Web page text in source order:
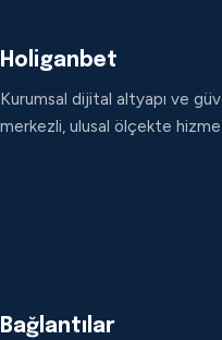
Holiganbet
Kurumsal dijital altyapı ve
merkezli, ulusal ölçekte
Bağlantılar